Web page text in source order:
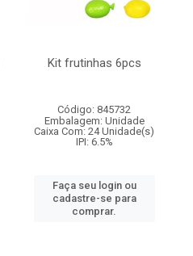
Kit frutinhas 6pcs
Código: 845732
Embalagem: Unidade
Caixa Com: 24 Unidade(s)
IPI: 6.5%
Faça seu login ou
cadastre-se para
comprar.